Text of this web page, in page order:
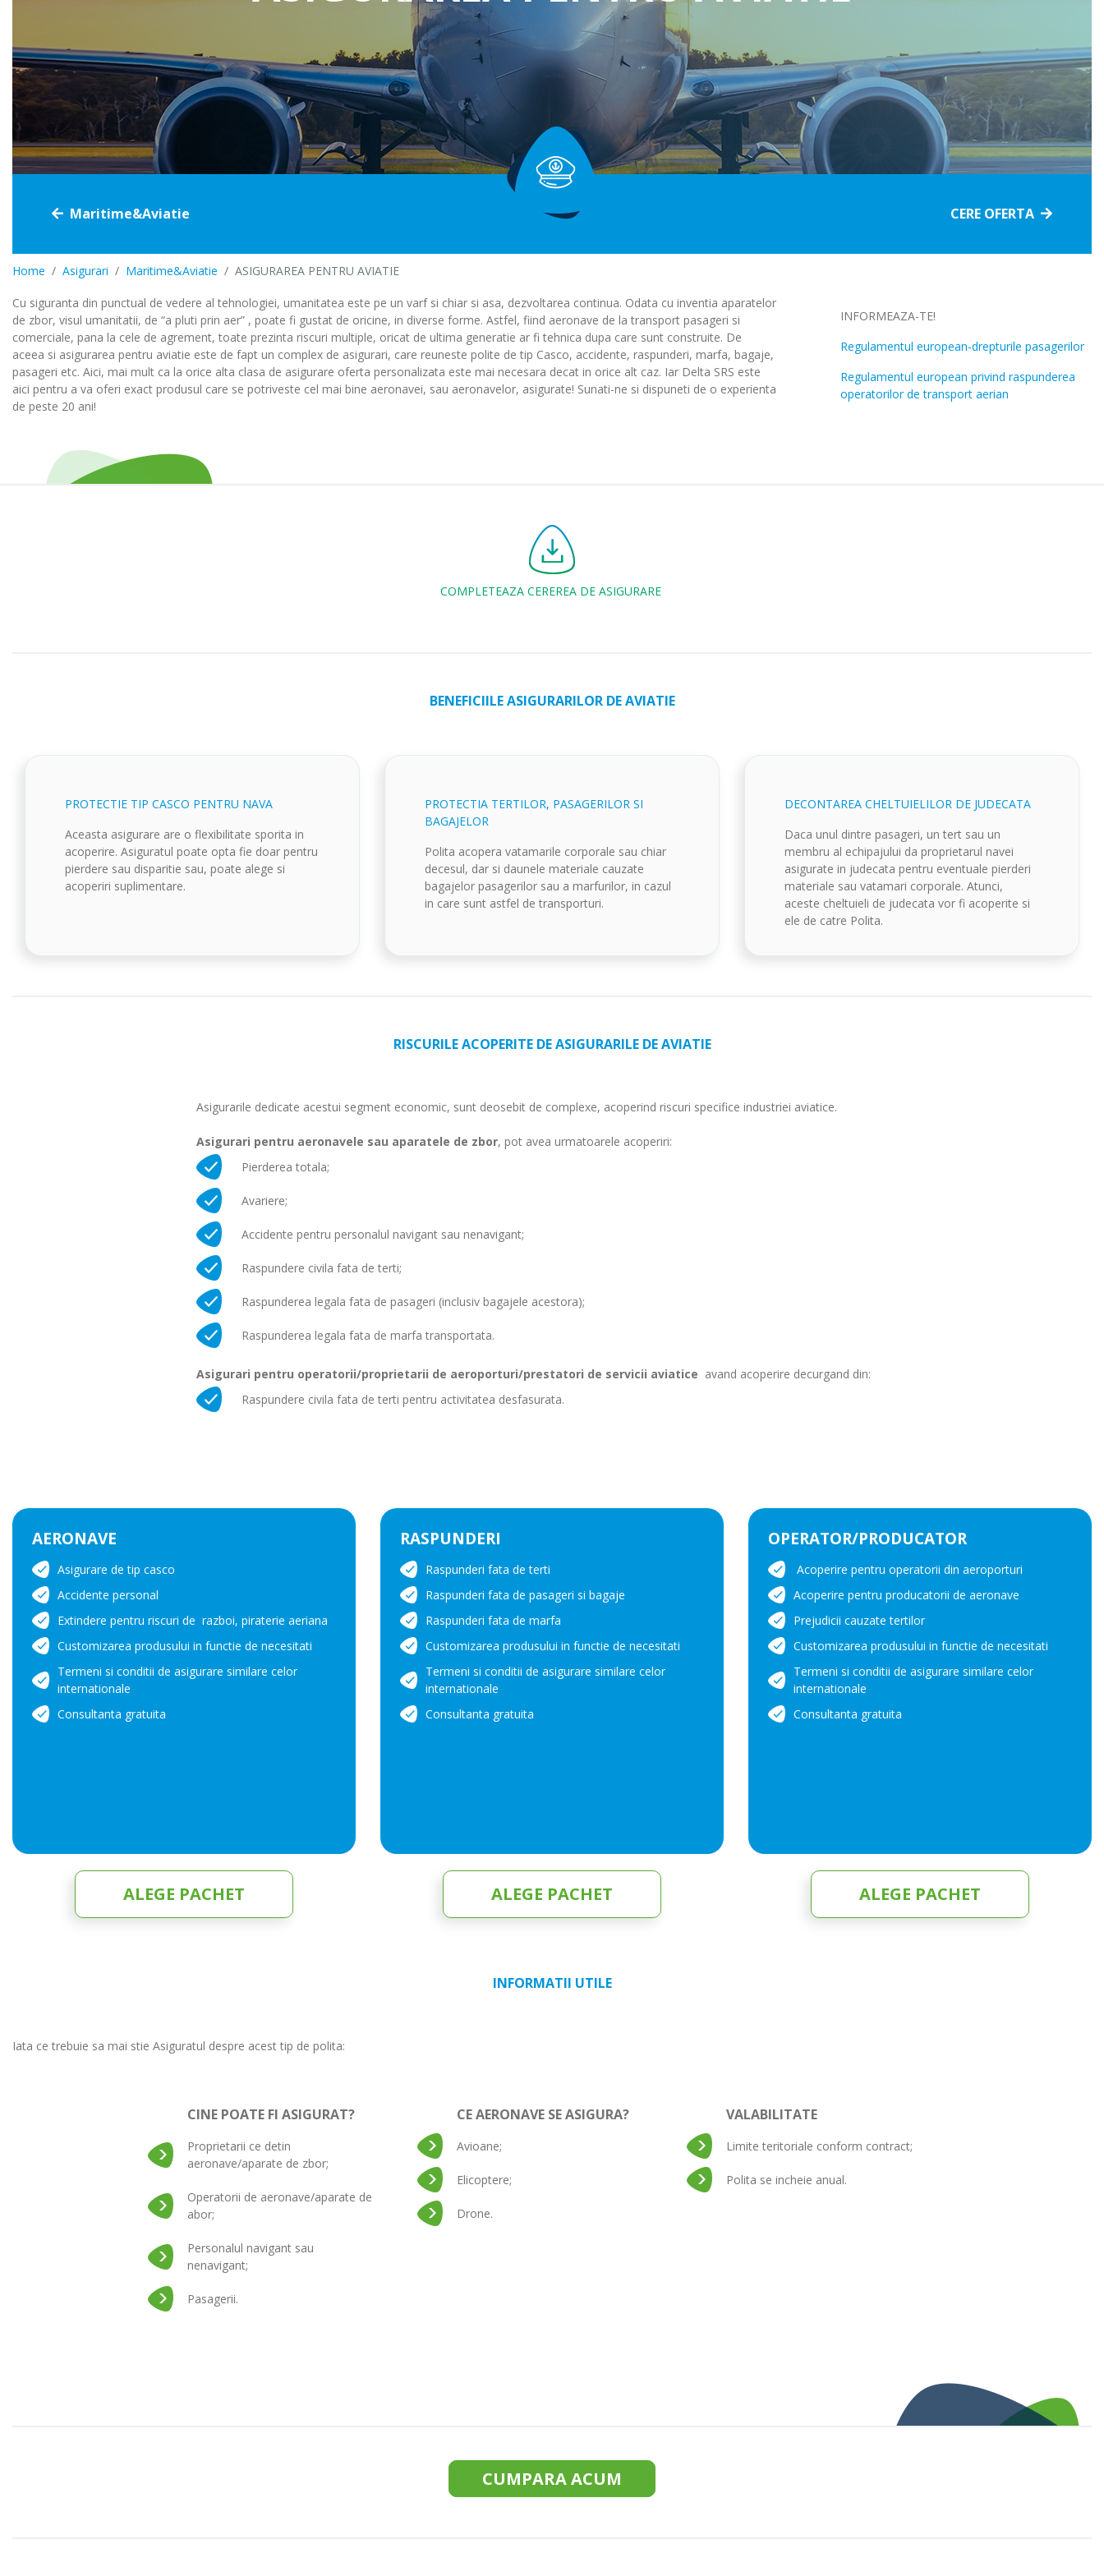
Asigurare facultativa
Profesionale
Alte tipuri de raspunderi civile
Celule stem
Deces
Pensii private
Pentru vita de vie si pomi
fructiferi
Maritime&Aviatie CERE OFERTA
Home Asigurari Maritime&Aviatie ASIGURAREA PENTRU AVIATIE
Cu siguranta din punctual de vedere al tehnologiei, umanitatea este pe un varf si chiar si asa, dezvoltarea continua. Odata cu inventia aparatelor
de zbor, visul umanitatii, de “a pluti prin aer” , poate fi gustat de oricine, in diverse forme. Astfel, fiind aeronave de la transport pasageri si
comerciale, pana la cele de agrement, toate prezinta riscuri multiple, oricat de ultima generatie ar fi tehnica dupa care sunt construite. De
aceea si asigurarea pentru aviatie este de fapt un complex de asigurari, care reuneste polite de tip Casco, accidente, raspunderi, marfa, bagaje,
pasageri etc. Aici, mai mult ca la orice alta clasa de asigurare oferta personalizata este mai necesara decat in orice alt caz. Iar Delta SRS este
aici pentru a va oferi exact produsul care se potriveste cel mai bine aeronavei, sau aeronavelor, asigurate! Sunati-ne si dispuneti de o experienta
de peste 20 ani!
INFORMEAZA-TE!
Regulamentul european-drepturile pasagerilor
Regulamentul european privind raspunderea
operatorilor de transport aerian
COMPLETEAZA CEREREA DE ASIGURARE
BENEFICIILE ASIGURARILOR DE AVIATIE
PROTECTIE TIP CASCO PENTRU NAVA
Aceasta asigurare are o flexibilitate sporita in
acoperire. Asiguratul poate opta fie doar pentru
pierdere sau disparitie sau, poate alege si
acoperiri suplimentare.
PROTECTIA TERTILOR, PASAGERILOR SI
BAGAJELOR
Polita acopera vatamarile corporale sau chiar
decesul, dar si daunele materiale cauzate
bagajelor pasagerilor sau a marfurilor, in cazul
in care sunt astfel de transporturi.
DECONTAREA CHELTUIELILOR DE JUDECATA
Daca unul dintre pasageri, un tert sau un
membru al echipajului da proprietarul navei
asigurate in judecata pentru eventuale pierderi
materiale sau vatamari corporale. Atunci,
aceste cheltuieli de judecata vor fi acoperite si
ele de catre Polita.
RISCURILE ACOPERITE DE ASIGURARILE DE AVIATIE
Asigurarile dedicate acestui segment economic, sunt deosebit de complexe, acoperind riscuri specifice industriei aviatice.
Asigurari pentru aeronavele sau aparatele de zbor, pot avea urmatoarele acoperiri:
Pierderea totala;
Avariere;
Accidente pentru personalul navigant sau nenavigant;
Raspundere civila fata de terti;
Raspunderea legala fata de pasageri (inclusiv bagajele acestora);
Raspunderea legala fata de marfa transportata.
Asigurari pentru operatorii/proprietarii de aeroporturi/prestatori de servicii aviatice avand acoperire decurgand din:
Raspundere civila fata de terti pentru activitatea desfasurata.
AERONAVE
Asigurare de tip casco
Accidente personal
Extindere pentru riscuri de razboi, piraterie aeriana
Customizarea produsului in functie de necesitati
Termeni si conditii de asigurare similare celor
internationale
Consultanta gratuita
ALEGE PACHET
RASPUNDERI
Raspunderi fata de terti
Raspunderi fata de pasageri si bagaje
Raspunderi fata de marfa
Customizarea produsului in functie de necesitati
Termeni si conditii de asigurare similare celor
internationale
Consultanta gratuita
ALEGE PACHET
OPERATOR/PRODUCATOR
Acoperire pentru operatorii din aeroporturi
Acoperire pentru producatorii de aeronave
Prejudicii cauzate tertilor
Customizarea produsului in functie de necesitati
Termeni si conditii de asigurare similare celor
internationale
Consultanta gratuita
ALEGE PACHET
INFORMATII UTILE
Iata ce trebuie sa mai stie Asiguratul despre acest tip de polita:
CINE POATE FI ASIGURAT?
Proprietarii ce detin
aeronave/aparate de zbor;
Operatorii de aeronave/aparate de
abor;
Personalul navigant sau
nenavigant;
Pasagerii.
CE AERONAVE SE ASIGURA?
Avioane;
Elicoptere;
Drone.
VALABILITATE
Limite teritoriale conform contract;
Polita se incheie anual.
CUMPARA ACUM